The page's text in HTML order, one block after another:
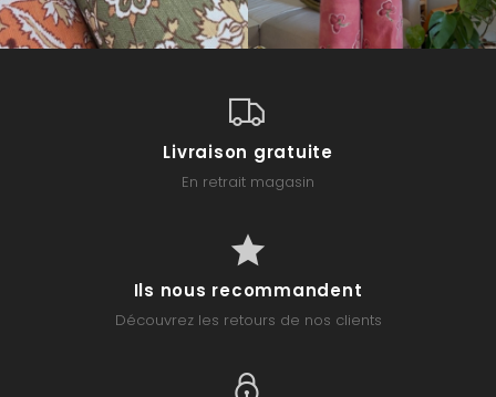
Livraison gratuite
En retrait magasin
Ils nous recommandent
Découvrez les retours de nos clients